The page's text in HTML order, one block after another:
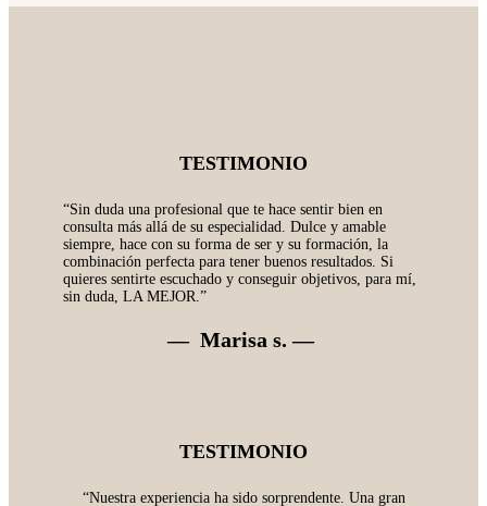
TESTIMONIO
“Sin duda una profesional que te hace sentir bien en
consulta más allá de su especialidad. Dulce y amable
siempre, hace con su forma de ser y su formación, la
combinación perfecta para tener buenos resultados. Si
quieres sentirte escuchado y conseguir objetivos, para mí,
sin duda, LA MEJOR.”
— Marisa s. —
TESTIMONIO
“Nuestra experiencia ha sido sorprendente. Una gran